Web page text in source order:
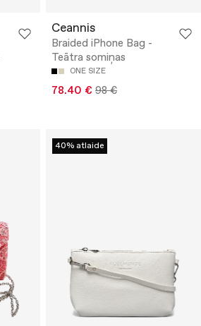
Ceannis
Braided iPhone Bag -
Teātra somiņas
ONE SIZE
78.40 € 98 €
40% atlaide